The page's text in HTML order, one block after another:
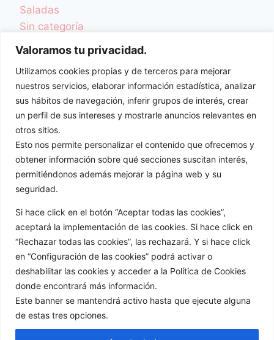
Valoramos tu privacidad.
Utilizamos cookies propias y de terceros para mejorar
nuestros servicios, elaborar información estadística, analizar
sus hábitos de navegación, inferir grupos de interés, crear
un perfil de sus intereses y mostrarle anuncios relevantes en
otros sitios.
Esto nos permite personalizar el contenido que ofrecemos y
obtener información sobre qué secciones suscitan interés,
permitiéndonos además mejorar la página web y su
seguridad.
Si hace click en el botón “Aceptar todas las cookies”,
aceptará la implementación de las cookies. Si hace click en
“Rechazar todas las cookies”, las rechazará. Y si hace click
en “Configuración de las cookies” podrá activar o
deshabilitar las cookies y acceder a la Política de Cookies
donde encontrará más información.
Este banner se mantendrá activo hasta que ejecute alguna
de estas tres opciones.
Saladas
Sin categoría
TCA y Desordenes Alimentarios
Una Vida Más Sana
Videoblog
Videorecetas
Videos Colaboraciones
ENTRADAS
Redes sociales: